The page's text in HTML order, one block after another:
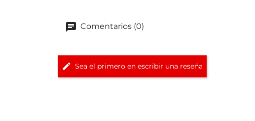
Comentarios (0)
Sea el primero en escribir una reseña